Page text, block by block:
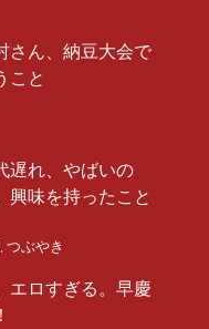
さん、納豆大会で
こと
遅れ、やばいの
興味を持ったこと
つぶやき
エロすぎる。早慶